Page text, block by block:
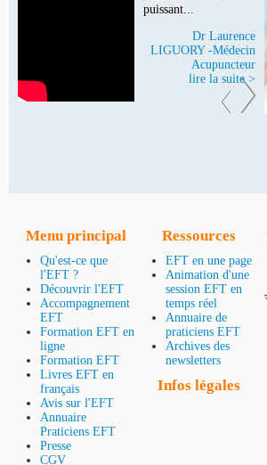
puissant...
Dr Laurence
LIGUORY -Médecin
Acupuncteur
lire la suite >
Menu principal
Qu'est-ce que
l'EFT ?
Découvrir l'EFT
Accompagnement
EFT
Formation EFT en
ligne
Formation EFT
Livres EFT en
français
Avis sur l'EFT
Annuaire
Praticiens EFT
Presse
CGV
Ressources
EFT en une page
Animation d'une
session EFT en
temps réel
Annuaire de
praticiens EFT
Archives des
newsletters
Infos légales